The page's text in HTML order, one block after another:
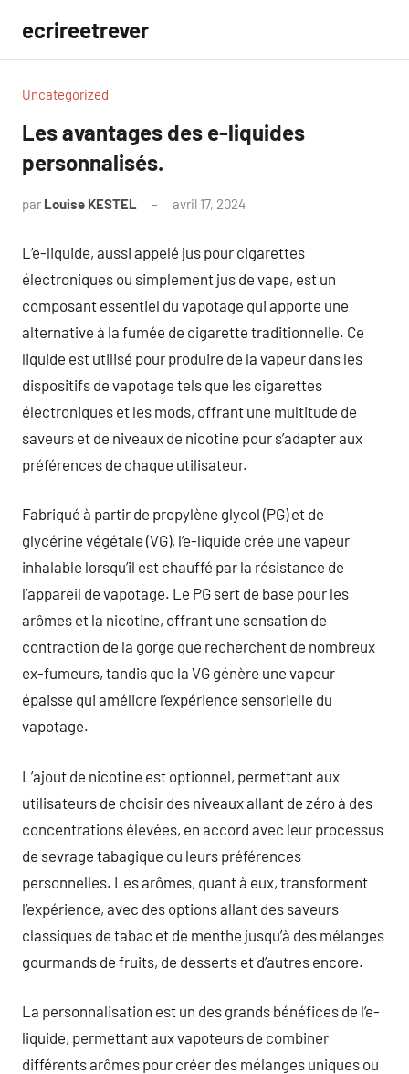
contenu
ecrireetrever
Uncategorized
Les avantages des e-liquides
personnalisés.
par Louise KESTEL avril 17, 2024
L’e-liquide, aussi appelé jus pour cigarettes
électroniques ou simplement jus de vape, est un
composant essentiel du vapotage qui apporte une
alternative à la fumée de cigarette traditionnelle. Ce
liquide est utilisé pour produire de la vapeur dans les
dispositifs de vapotage tels que les cigarettes
électroniques et les mods, offrant une multitude de
saveurs et de niveaux de nicotine pour s’adapter aux
préférences de chaque utilisateur.
Fabriqué à partir de propylène glycol (PG) et de
glycérine végétale (VG), l’e-liquide crée une vapeur
inhalable lorsqu’il est chauffé par la résistance de
l’appareil de vapotage. Le PG sert de base pour les
arômes et la nicotine, offrant une sensation de
contraction de la gorge que recherchent de nombreux
ex-fumeurs, tandis que la VG génère une vapeur
épaisse qui améliore l’expérience sensorielle du
vapotage.
L’ajout de nicotine est optionnel, permettant aux
utilisateurs de choisir des niveaux allant de zéro à des
concentrations élevées, en accord avec leur processus
de sevrage tabagique ou leurs préférences
personnelles. Les arômes, quant à eux, transforment
l’expérience, avec des options allant des saveurs
classiques de tabac et de menthe jusqu’à des mélanges
gourmands de fruits, de desserts et d’autres encore.
La personnalisation est un des grands bénéfices de l’e-
liquide, permettant aux vapoteurs de combiner
différents arômes pour créer des mélanges uniques ou